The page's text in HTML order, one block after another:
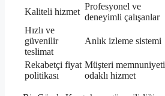
Kaliteli hizmet
Profesyonel ve
deneyimli çalışanlar
Hızlı ve
güvenilir
teslimat
Anlık izleme sistemi
Rekabetçi fiyat
politikası
Müşteri memnuniyeti
odaklı hizmet